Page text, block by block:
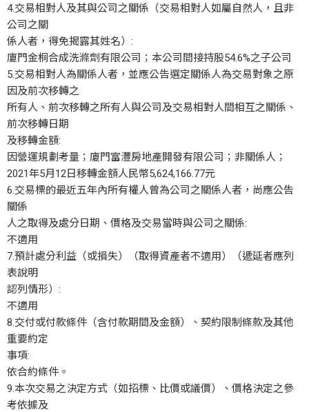
4.交易相對人及其與公司之關係（交易相對人如屬自然人，且非
公司之關
係人者，得免揭露其姓名）:
廈門金桐合成洗滌劑有限公司；本公司間接持股54.6%之子公司
5.交易相對人為關係人者，並應公告選定關係人為交易對象之原
因及前次移轉之
所有人、前次移轉之所有人與公司及交易相對人間相互之關係、
前次移轉日期
及移轉金額:
因營運規劃考量；廈門富灃房地產開發有限公司；非關係人；
2021年5月12日移轉金額人民幣5,624,166.77元
6.交易標的最近五年內所有權人曾為公司之關係人者，尚應公告
關係
人之取得及處分日期、價格及交易當時與公司之關係:
不適用
7.預計處分利益（或損失）（取得資產者不適用）（遞延者應列
表說明
認列情形）:
不適用
8.交付或付款條件（含付款期間及金額）、契約限制條款及其他
重要約定
事項:
依合約條件。
9.本次交易之決定方式（如招標、比價或議價）、價格決定之參
考依據及